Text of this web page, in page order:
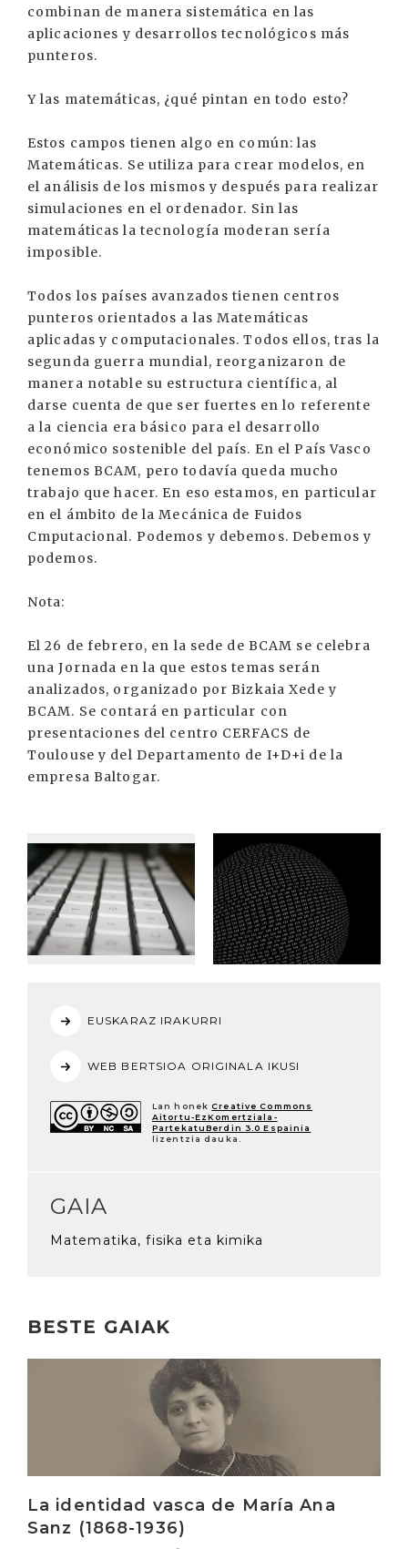
combinan de manera sistemática en las
aplicaciones y desarrollos tecnológicos más
punteros.
Y las matemáticas, ¿qué pintan en todo esto?
Estos campos tienen algo en común: las
Matemáticas. Se utiliza para crear modelos, en
el análisis de los mismos y después para realizar
simulaciones en el ordenador. Sin las
matemáticas la tecnología moderan sería
imposible.
Todos los países avanzados tienen centros
punteros orientados a las Matemáticas
aplicadas y computacionales. Todos ellos, tras la
segunda guerra mundial, reorganizaron de
manera notable su estructura científica, al
darse cuenta de que ser fuertes en lo referente
a la ciencia era básico para el desarrollo
económico sostenible del país. En el País Vasco
tenemos BCAM, pero todavía queda mucho
trabajo que hacer. En eso estamos, en particular
en el ámbito de la Mecánica de Fuidos
Cmputacional. Podemos y debemos. Debemos y
podemos.
Nota:
El 26 de febrero, en la sede de BCAM se celebra
una Jornada en la que estos temas serán
analizados, organizado por Bizkaia Xede y
BCAM. Se contará en particular con
presentaciones del centro CERFACS de
Toulouse y del Departamento de I+D+i de la
empresa Baltogar.
EUSKARAZ IRAKURRI
WEB BERTSIOA ORIGINALA IKUSI
Lan honek Creative Commons
Aitortu-EzKomertziala-
PartekatuBerdin 3.0 Espainia
lizentzia dauka.
GAIA
Matematika, fisika eta kimika
BESTE GAIAK
La identidad vasca de María Ana
Sanz (1868-1936)